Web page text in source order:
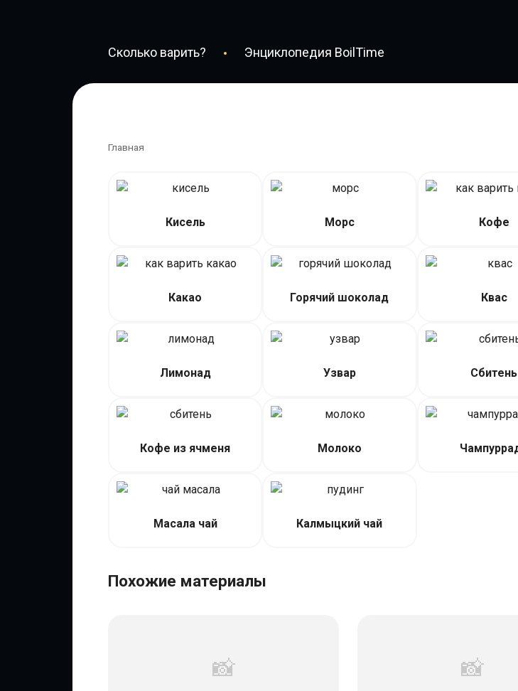
Сколько варить? Энциклопедия BoilTime
Главная
Кисель Морс Кофе
Какао Горячий шоколад Квас
Лимонад Узвар Сбитень
Кофе из ячменя Молоко
Масала чай Калмыцкий чай
Похожие материалы